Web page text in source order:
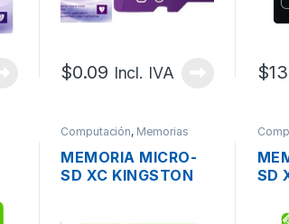
$0.09 Incl. IVA $
Computación, Memorias
MEMORIA MICRO-
SD XC KINGSTON
SD